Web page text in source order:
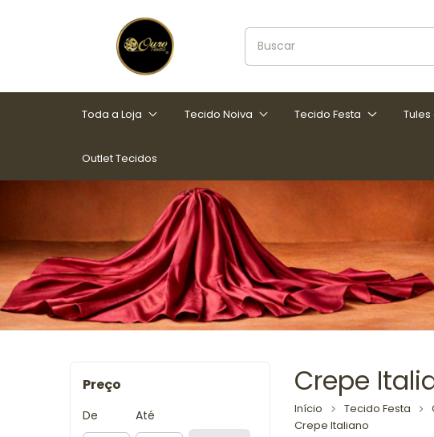
Toda a Loja Tecido Noiva Tecido Festa Tules
Outlet Tecidos
Preço
De
Até
Crepe
Início Tecido Festa
Crepe Italiano